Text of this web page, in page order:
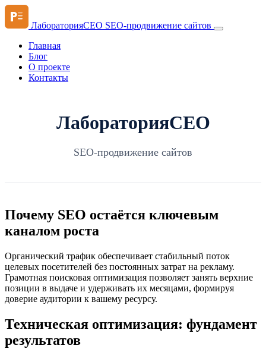
ЛабораторияСЕО SEO-продвижение сайтов
Главная
Блог
О проекте
Контакты
ЛабораторияСЕО
SEO-продвижение сайтов
Почему SEO остаётся ключевым
каналом роста
Органический трафик обеспечивает стабильный поток
целевых посетителей без постоянных затрат на рекламу.
Грамотная поисковая оптимизация позволяет занять верхние
позиции в выдаче и удерживать их месяцами, формируя
доверие аудитории к вашему ресурсу.
Техническая оптимизация: фундамент
результатов